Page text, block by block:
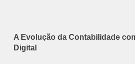
A Evolução da Contabilidade
Digital